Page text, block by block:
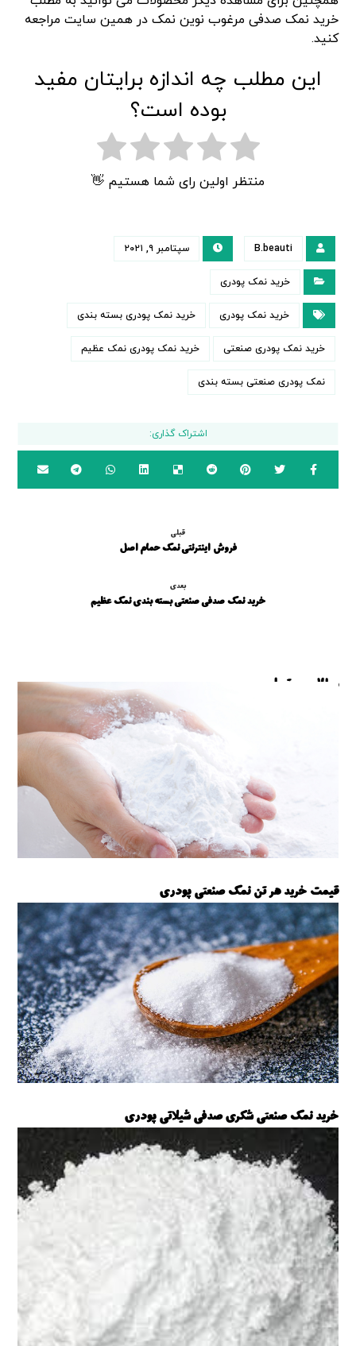
خرید نمک صدفی مرغوب نوین نمک در همین سایت مراجعه
کنید.
این مطلب چه اندازه برایتان مفید
بوده است؟
منتظر اولین رای شما هستیم 👋
B.beauti سپتامبر ۹, ۲۰۲۱
خرید نمک پودری
خرید نمک پودری خرید نمک پودری بسته بندی
خرید نمک پودری صنعتی خرید نمک پودری نمک عظیم
نمک پودری صنعتی بسته بندی
قبلی
فروش اینترنتی نمک حمام اصل
بعدی
خرید نمک صدفی صنعتی بسته بندی نمک عظیم
مطالب مرتبط ...
قیمت خرید هر تن نمک صنعتی پودری
نمک صنعتی پودری
خرید نمک صنعتی شکری صدفی شیلاتی پودری
نمک صنعتی